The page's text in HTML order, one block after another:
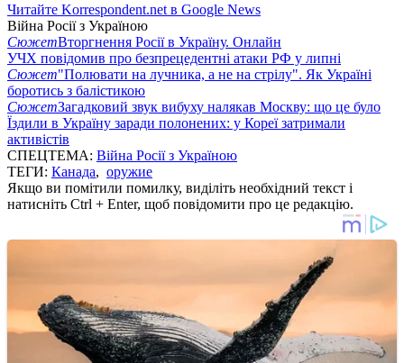
Читайте Korrespondent.net в Google News
Війна Росії з Україною
СюжетВторгнення Росії в Україну. Онлайн
УЧХ повідомив про безпрецедентні атаки РФ у липні
Сюжет"Полювати на лучника, а не на стрілу". Як Україні
боротись з балістикою
СюжетЗагадковий звук вибуху налякав Москву: що це було
Їздили в Україну заради полонених: у Кореї затримали
активістів
СПЕЦТЕМА: Війна Росії з Україною
ТЕГИ: Канада, оружие
Якщо ви помітили помилку, виділіть необхідний текст і
натисніть Ctrl + Enter, щоб повідомити про це редакцію.